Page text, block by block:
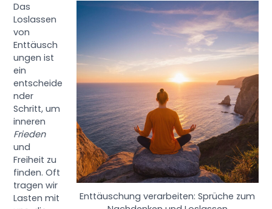
Enttäuschung verarbeiten: Sprüche zum
Das
Loslassen
von
Enttäusch
ungen ist
ein
entscheide
nder
Schritt, um
inneren
Frieden
und
Freiheit zu
finden. Oft
tragen wir
Lasten mit